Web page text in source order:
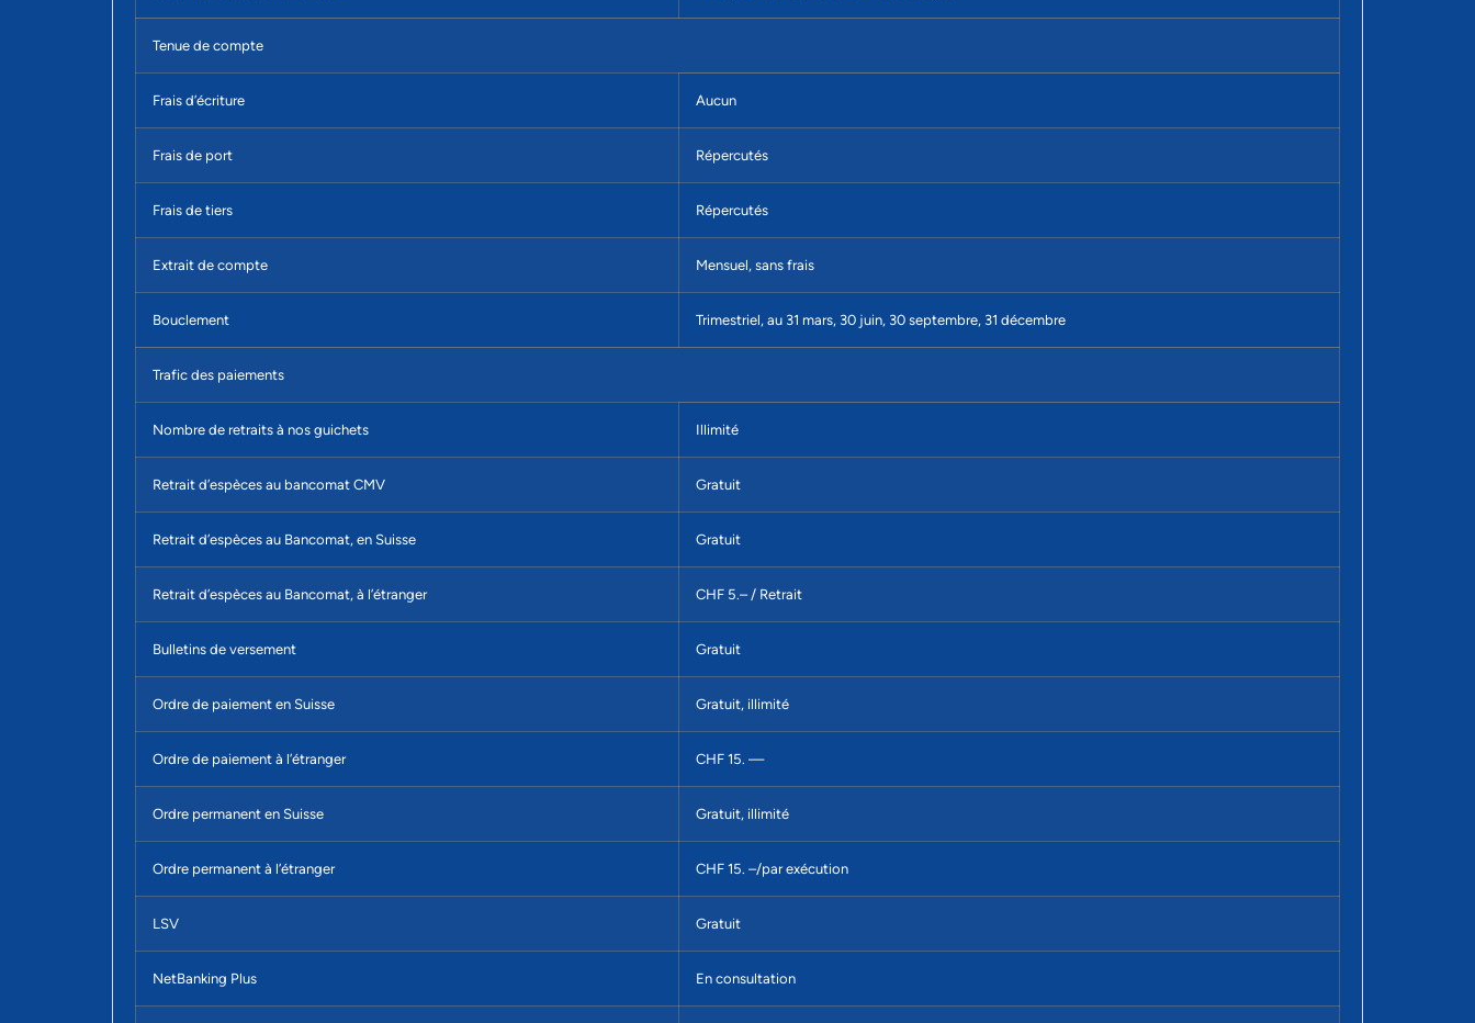
Tenue de compte
Frais d’écriture Aucun
Frais de port Répercutés
Frais de tiers Répercutés
Extrait de compte Mensuel, sans frais
Bouclement Trimestriel, au 31 mars, 30 juin, 30 septembre, 31 décembre
Trafic des paiements
Nombre de retraits à nos guichets Illimité
Retrait d’espèces au bancomat CMV Gratuit
Retrait d’espèces au Bancomat, en Suisse Gratuit
Retrait d’espèces au Bancomat, à l’étranger CHF 5.– / Retrait
Bulletins de versement Gratuit
Ordre de paiement en Suisse Gratuit, illimité
Ordre de paiement à l’étranger CHF 15. —
Ordre permanent en Suisse Gratuit, illimité
Ordre permanent à l’étranger CHF 15. –/par exécution
LSV Gratuit
NetBanking Plus En consultation